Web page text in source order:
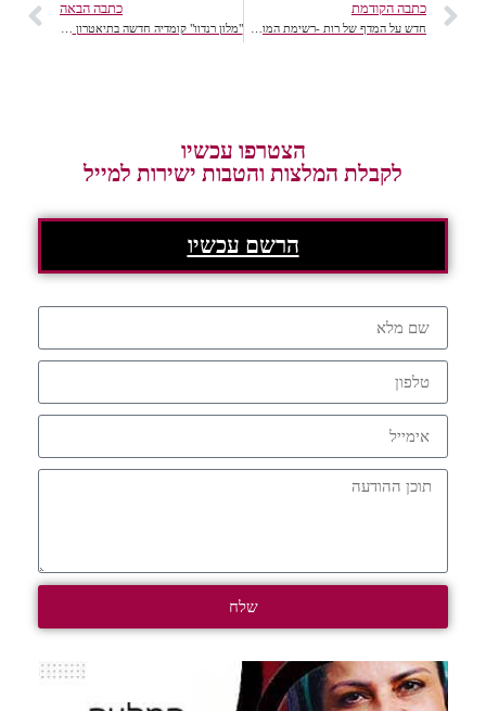
כתבה הקודמת
חדש על המדף של רות -רשימת המומלצים שלי
כתבה הבאה
"מלון רנדוו" קומדיה חדשה בתיאטרון הקאמרי
הצטרפו עכשיו
לקבלת המלצות והטבות ישירות למייל
הרשם עכשיו
שלח